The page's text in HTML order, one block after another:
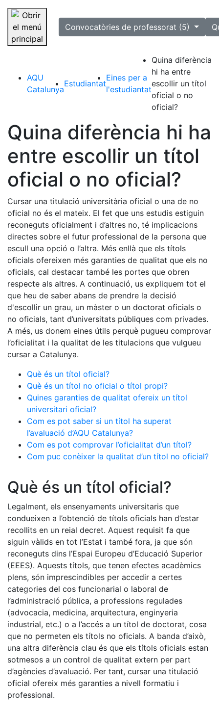
Saltar la navegació
selectedConvocatòries de professorat (5)
AQU
Catalunya
Estudiantat
Eines per a
l'estudiantat
Quina diferència
hi ha entre
escollir un títol
oficial o no
oficial?
Quina diferència hi ha
entre escollir un títol
oficial o no oficial?
Cursar una titulació universitària oficial o una de no
oficial no és el mateix. El fet que uns estudis estiguin
reconeguts oficialment i d’altres no, té implicacions
directes sobre el futur professional de la persona que
escull una opció o l’altra. Més enllà que els títols
oficials ofereixen més garanties de qualitat que els no
oficials, cal destacar també les portes que obren
respecte als altres. A continuació, us expliquem tot el
que heu de saber abans de prendre la decisió
d'escollir un grau, un màster o un doctorat oficials o
no oficials, tant d’universitats públiques com privades.
A més, us donem eines útils perquè pugueu comprovar
l’oficialitat i la qualitat de les titulacions que vulgueu
cursar a Catalunya.
Què és un títol oficial?
Què és un títol no oficial o títol propi?
Quines garanties de qualitat ofereix un títol
universitari oficial?
Com es pot saber si un títol ha superat
l’avaluació d’AQU Catalunya?
Com es pot comprovar l’oficialitat d’un títol?
Com puc conèixer la qualitat d’un títol no oficial?
Què és un títol oficial?
Legalment, els ensenyaments universitaris que
condueixen a l’obtenció de títols oficials han d’estar
recollits en un reial decret. Aquest requisit fa que
siguin vàlids en tot l’Estat i també fora, ja que són
reconeguts dins l’Espai Europeu d’Educació Superior
(EEES). Aquests títols, que tenen efectes acadèmics
plens, són imprescindibles per accedir a certes
categories del cos funcionarial o laboral de
l’administració pública, a professions regulades
(advocacia, medicina, arquitectura, enginyeria
industrial, etc.) o a l’accés a un títol de doctorat, cosa
que no permeten els títols no oficials. A banda d’això,
una altra diferència clau és que els títols oficials estan
sotmesos a un control de qualitat extern per part
d’agències d’avaluació. Per tant, cursar una titulació
oficial ofereix més garanties a nivell formatiu i
professional.